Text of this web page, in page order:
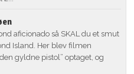
aficionado så SKAL du et smut
Island. Her blev filmen
gyldne pistol” optaget, og